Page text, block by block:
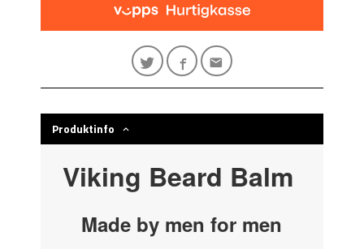
Produktinfo
Viking Beard Balm
Made by men for men